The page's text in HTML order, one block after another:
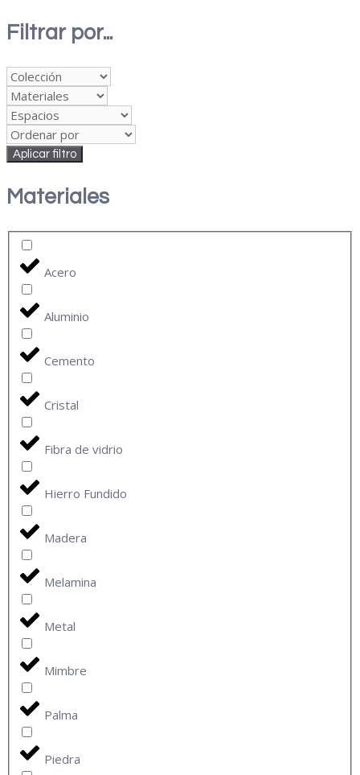
Filtrar por...
Aplicar filtro
Materiales
Acero
Aluminio
Cemento
Cristal
Fibra de vidrio
Hierro Fundido
Madera
Melamina
Metal
Mimbre
Palma
Piedra